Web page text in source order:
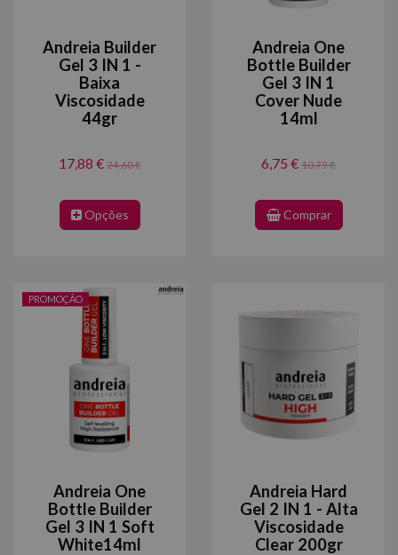
Andreia Builder
Gel 3 IN 1 -
Baixa
Viscosidade
44gr
17,88 €24,60 €
Opções
Andreia One
Bottle Builder
Gel 3 IN 1
Cover Nude
14ml
6,75 € 10,79 €
Comprar
PROMOÇÃO
Andreia One
Bottle Builder
Gel 3 IN 1 Soft
White14ml
Andreia Hard
Gel 2 IN 1 - Alta
Viscosidade
Clear 200gr